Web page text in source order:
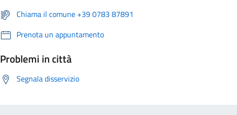
Chiama il comune +39 0783 87891
Prenota un appuntamento
Problemi in città
Segnala disservizio